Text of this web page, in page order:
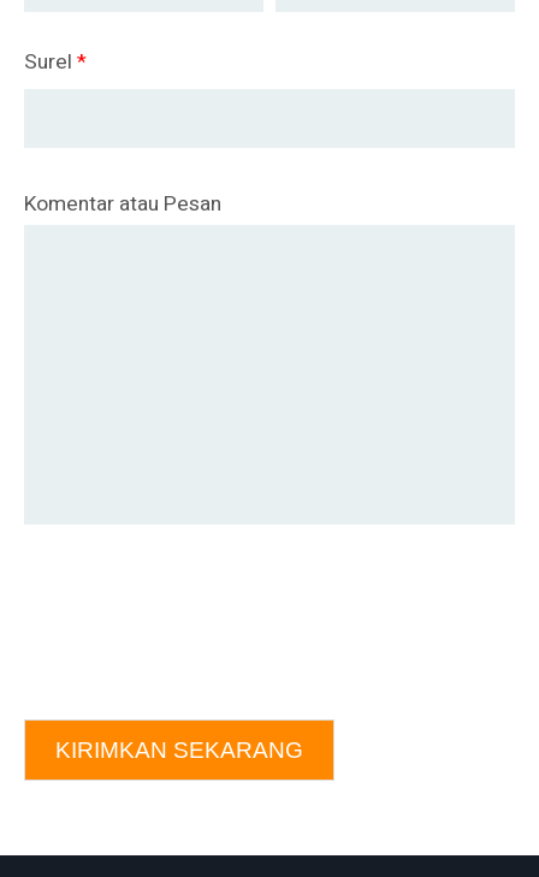
Surel *
Komentar atau Pesan
KIRIMKAN SEKARANG